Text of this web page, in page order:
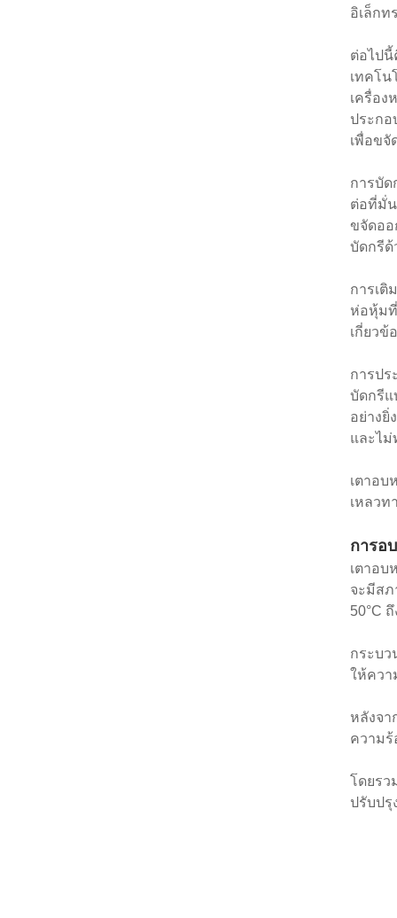
อิเล็กท
ต่อไปนี้
เทคโน
เครื่อง
ประกอ
เพื่อขจั
การบัด
ต่อที่มั่น
ขจัดออ
บัดกรีด้
การเติ
ห่อหุ้ม
เกี่ยวข้
การปร
บัดกรีแ
อย่างยิ่
และไ
เตาอบ
เหลวท
การอ
เตาอบ
จะมีส
50°C
กระบว
ให้ควา
หลังจา
ความ
โดยรว
ปรับป